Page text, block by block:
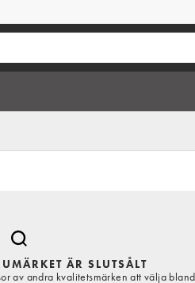
ÄR SLUTSÅLT
av andra kvalitetsmärken att välja bland